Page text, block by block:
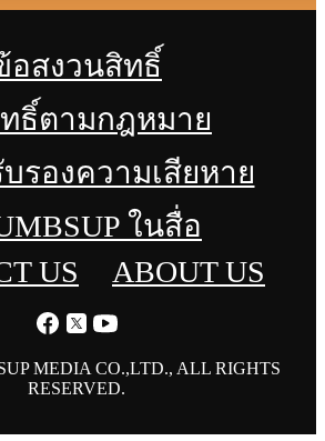
อสงวนสิทธิ์
ธิ์ตามกฎหมาย
รองความเสียหาย
ในสื่อ
US
ABOUT US
MEDIA CO.,LTD., ALL RIGHTS
RESERVED.